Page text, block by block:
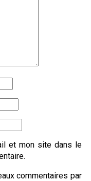
et mon site dans le
commentaires par